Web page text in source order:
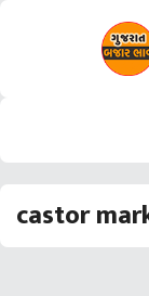
Skip
castor